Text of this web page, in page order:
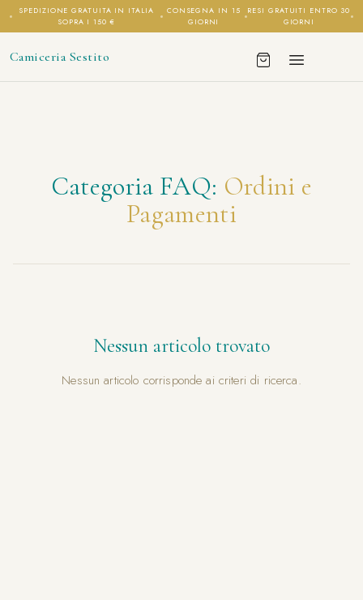
SPEDIZIONE GRATUITA IN ITALIA
SOPRA I 150 €
CONSEGNA IN 15
GIORNI
RESI GRATUITI ENTRO 30
GIORNI
Camiceria Sestito
Categoria FAQ: Ordini e
Pagamenti
Nessun articolo trovato
Nessun articolo corrisponde ai criteri di ricerca.